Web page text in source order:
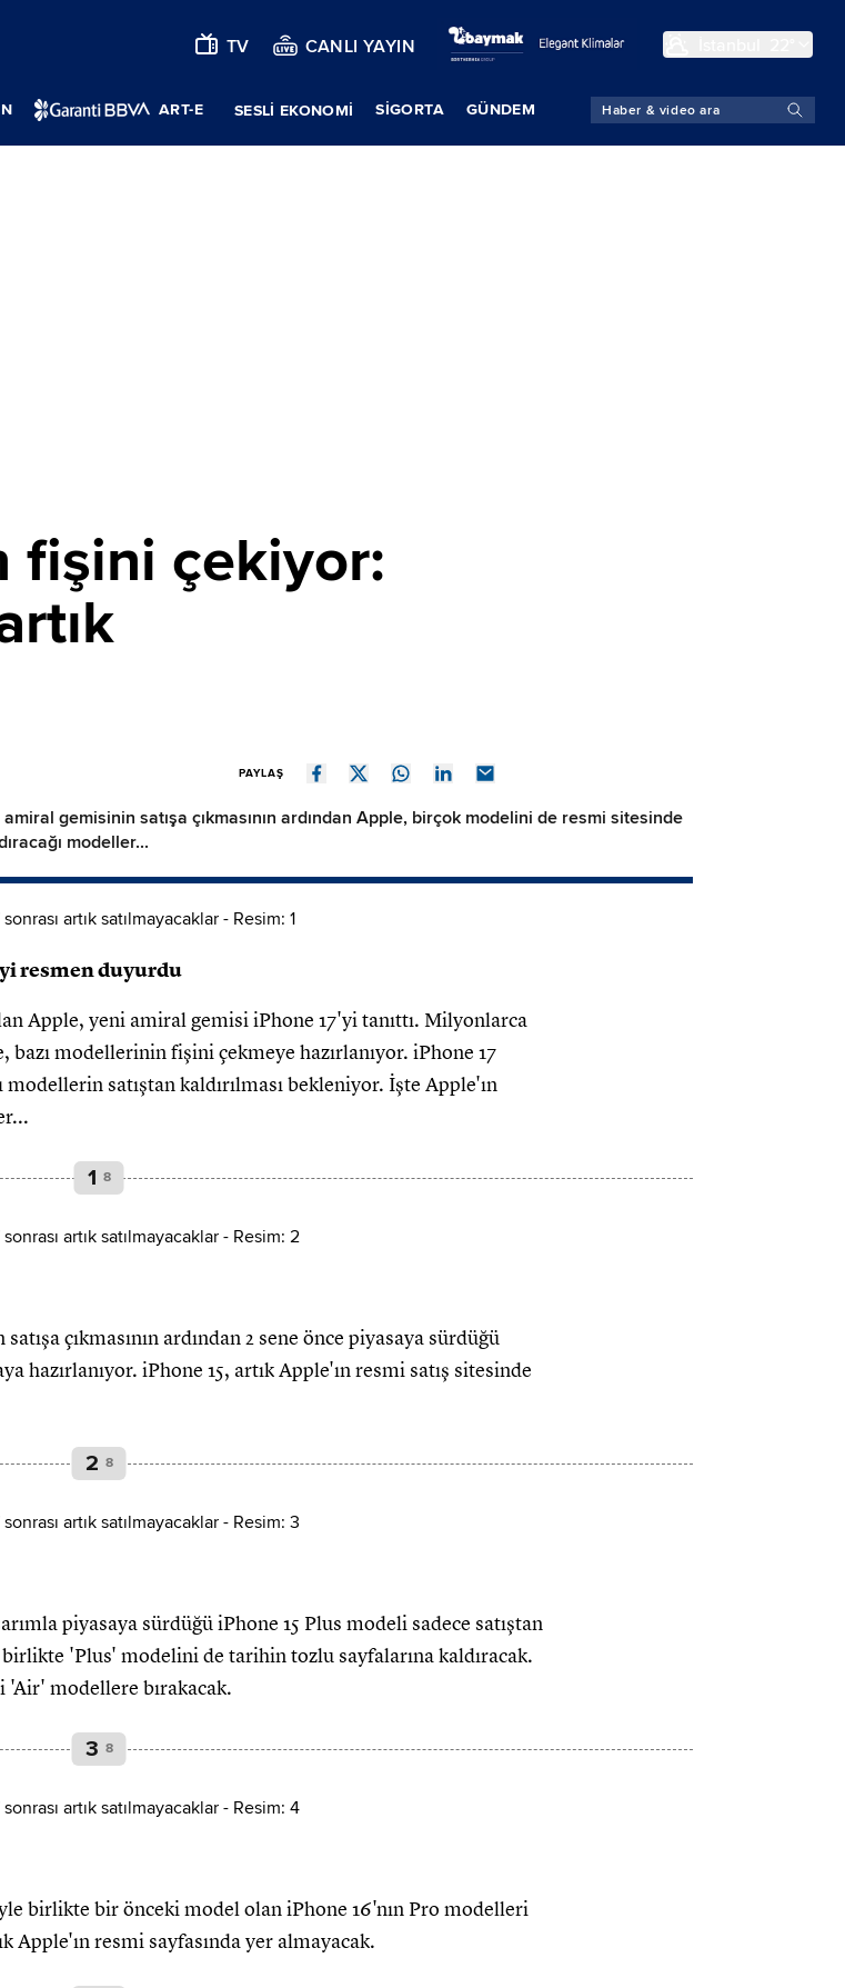
TV CANLI YAYIN
ART-E SESLİ EKONOMİ SIGORTA GÜNDEM
fişini çekiyor:
PAYLAŞ
gemisinin satışa çıkmasının ardından Apple, birçok modelini de resmi sitesinde
modeller...
resmen duyurdu
Apple, yeni amiral gemisi iPhone 17'yi tanıttı. Milyonlarca
modellerinin fişini çekmeye hazırlanıyor. iPhone 17
modellerin satıştan kaldırılması bekleniyor. İşte Apple'ın
1 8
çıkmasının ardından 2 sene önce piyasaya sürdüğü
hazırlanıyor. iPhone 15, artık Apple'ın resmi satış sitesinde
2 8
piyasaya sürdüğü iPhone 15 Plus modeli sadece satıştan
'Plus' modelini de tarihin tozlu sayfalarına kaldıracak.
modellere bırakacak.
3 8
birlikte bir önceki model olan iPhone 16'nın Pro modelleri
Apple'ın resmi sayfasında yer almayacak.